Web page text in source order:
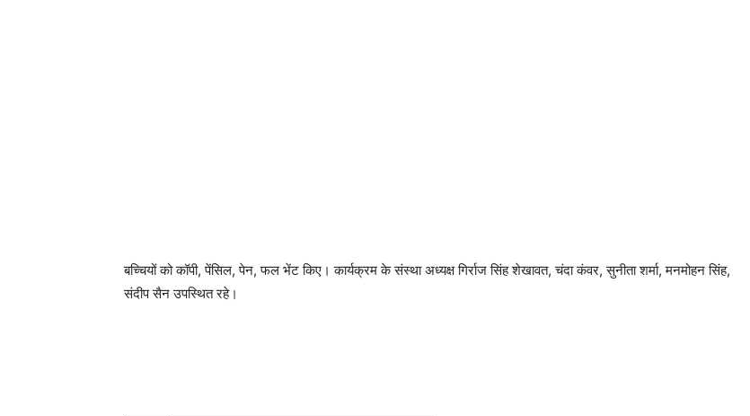
बच्चियों को कॉपी, पेंसिल, पेन, फल भेंट किए। कार्यक्रम के संस्था अध्यक्ष गिर्राज सिंह शेखावत, चंदा कंवर, सुनीता शर्मा, मनमोहन सिंह,
संदीप सैन उपस्थित रहे।